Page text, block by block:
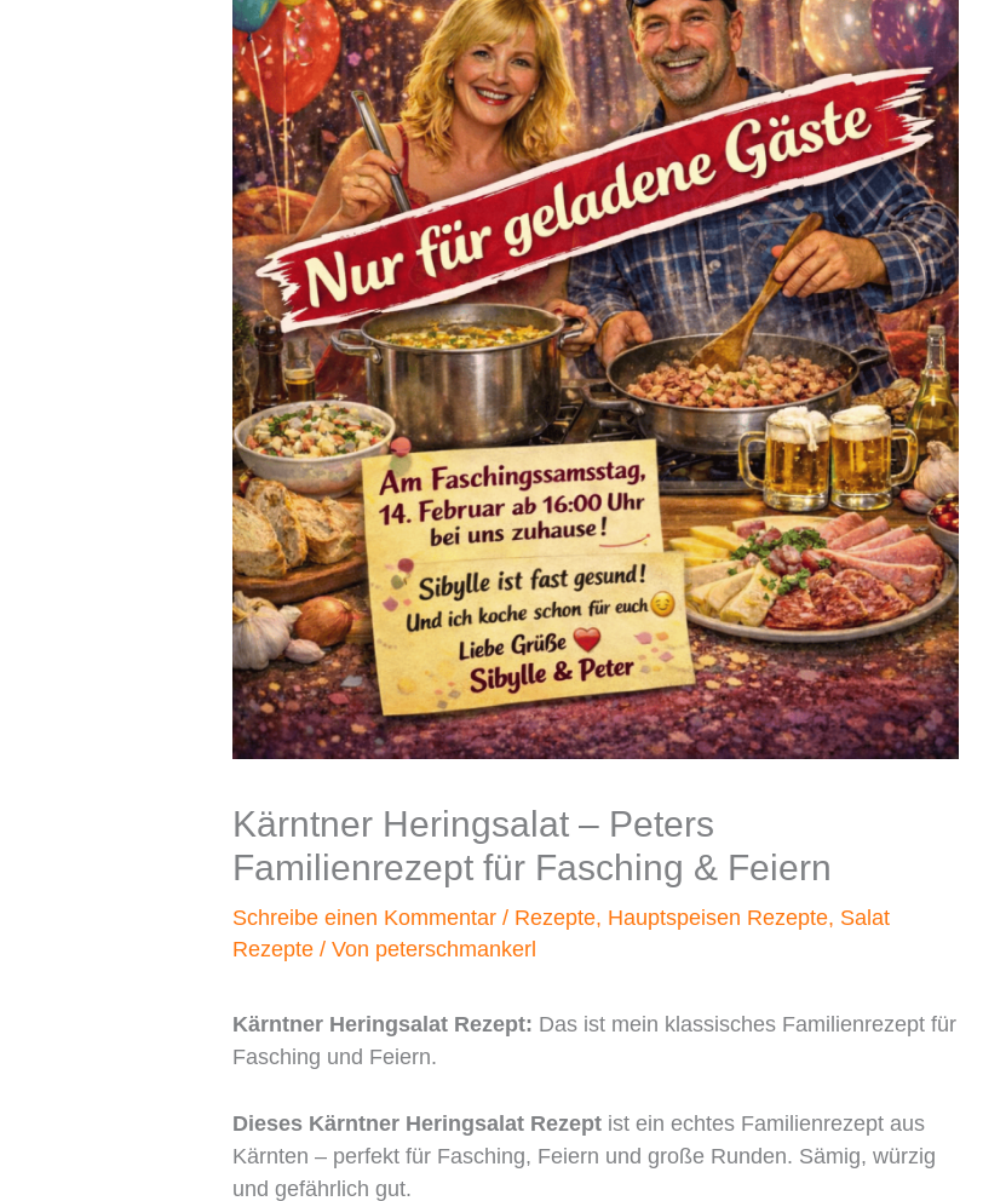
Kärntner Heringsalat – Peters
Familienrezept für Fasching & Feiern
Schreibe einen Kommentar / Rezepte, Hauptspeisen Rezepte, Salat
Rezepte / Von peterschmankerl
Kärntner Heringsalat Rezept: Das ist mein klassisches Familienrezept für
Fasching und Feiern.
Dieses Kärntner Heringsalat Rezept ist ein echtes Familienrezept aus
Kärnten – perfekt für Fasching, Feiern und große Runden. Sämig, würzig
und gefährlich gut.